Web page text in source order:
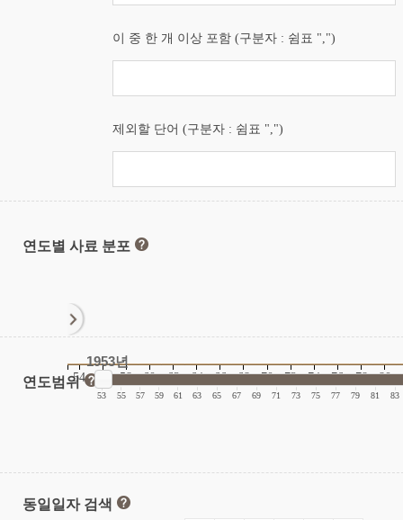
이 중 한 개 이상 포함 (구분자 : 쉼표 ",")
제외할 단어 (구분자 : 쉼표 ",")
연도별 사료 분포
54 58 60 62 64 66 68 70 72 74 76 78 80
연도범위
1953년
|
53 55 57 59 61 63 65 67 69 71 73 75 77 79 81 83
동일일자 검색